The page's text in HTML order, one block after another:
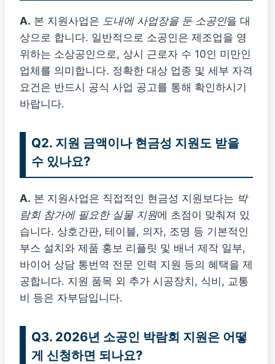
A. 본 지원사업은 도내에 사업장을 둔 소공인을 대
상으로 합니다. 일반적으로 소공인은 제조업을 영
위하는 소상공인으로, 상시 근로자 수 10인 미만인
업체를 의미합니다. 정확한 대상 업종 및 세부 자격
요건은 반드시 공식 사업 공고를 통해 확인하시기
바랍니다.
Q2. 지원 금액이나 현금성 지원도 받을
수 있나요?
A. 본 지원사업은 직접적인 현금성 지원보다는 박
람회 참가에 필요한 실물 지원에 초점이 맞춰져 있
습니다. 상호간판, 테이블, 의자, 조명 등 기본적인
부스 설치와 제품 홍보 리플릿 및 배너 제작 일부,
바이어 상담 통번역 전문 인력 지원 등의 혜택을 제
공합니다. 지원 품목 외 추가 시공장치, 식비, 교통
비 등은 자부담입니다.
Q3. 2026년 소공인 박람회 지원은 어떻
게 신청하면 되나요?